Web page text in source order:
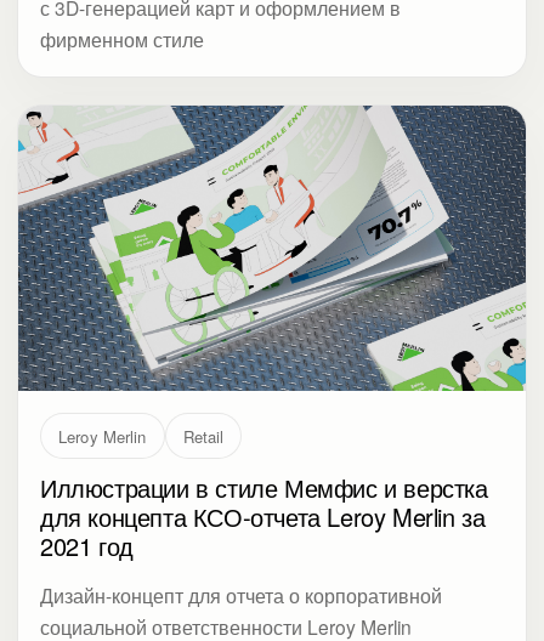
с 3D-генерацией карт и оформлением в
фирменном стиле
Leroy Merlin Retail
Иллюстрации в стиле Мемфис и верстка
для концепта КСО-отчета Leroy Merlin за
2021 год
Дизайн-концепт для отчета о корпоративной
социальной ответственности Leroy Merlin